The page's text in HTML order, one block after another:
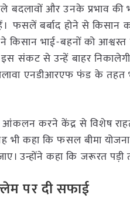
बदलावों और उनके प्रभाव की
बर्बाद होने से किसान का
किसान भाई-बहनों को
संकट से उन्हें बाहर
एनडीआरएफ फंड के तहत
आंकलन करने केंद्र से विशेष
भी कहा कि फसल बीमा
उन्होंने कहा कि जरूरत पड़ी
पर दी सफाई